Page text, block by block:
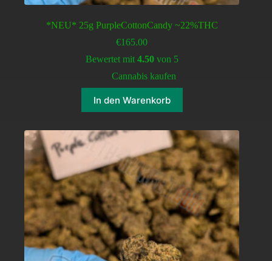
*NEU* 25g PurpleCottonCandy ~22%THC
€165.00
Bewertet mit 4.50von 5
Cannabis kaufen
In den Warenkorb